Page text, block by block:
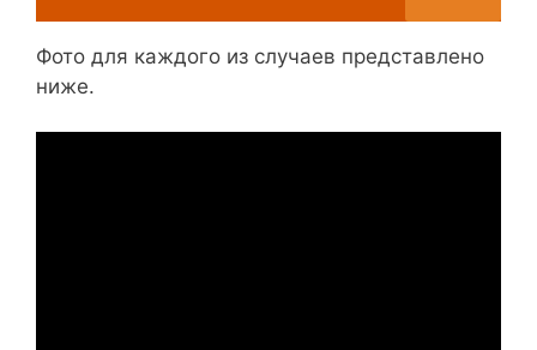
Фото для каждого из случаев представлено
ниже.